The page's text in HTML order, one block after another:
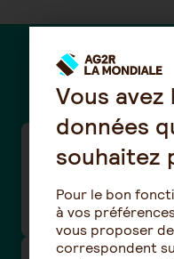
Des
Taux de cotisations
convention
charcuterie /
- IDCC 992)
Vous
données
souhaitez
Pour le bon
à vos
vous proposer
correspondent